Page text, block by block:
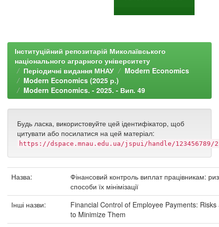
Інституційний репозитарій Миколаївського
національного аграрного університету
Періодичні видання МНАУ
Modern Economics
Modern Economics (2025 р.)
Modern Economics. - 2025. - Вип. 49
Будь ласка, використовуйте цей ідентифікатор, щоб
цитувати або посилатися на цей матеріал:
https://dspace.mnau.edu.ua/jspui/handle/123456789/
Назва:
Фінансовий контроль виплат працівникам:
способи їх мінімізації
Інші назви:
Financial Control of Employee Payments: Risks
to Minimize Them